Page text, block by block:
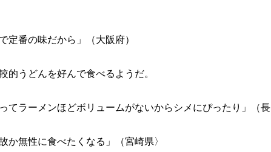
定番の味だから」（大阪府）
うどんを好んで食べるようだ。
てラーメンほどボリュームがないからシメにぴったり」（長
か無性に食べたくなる」（宮崎県〉